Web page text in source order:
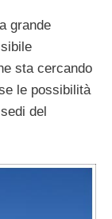
grande
sta cercando
le possibilità
del